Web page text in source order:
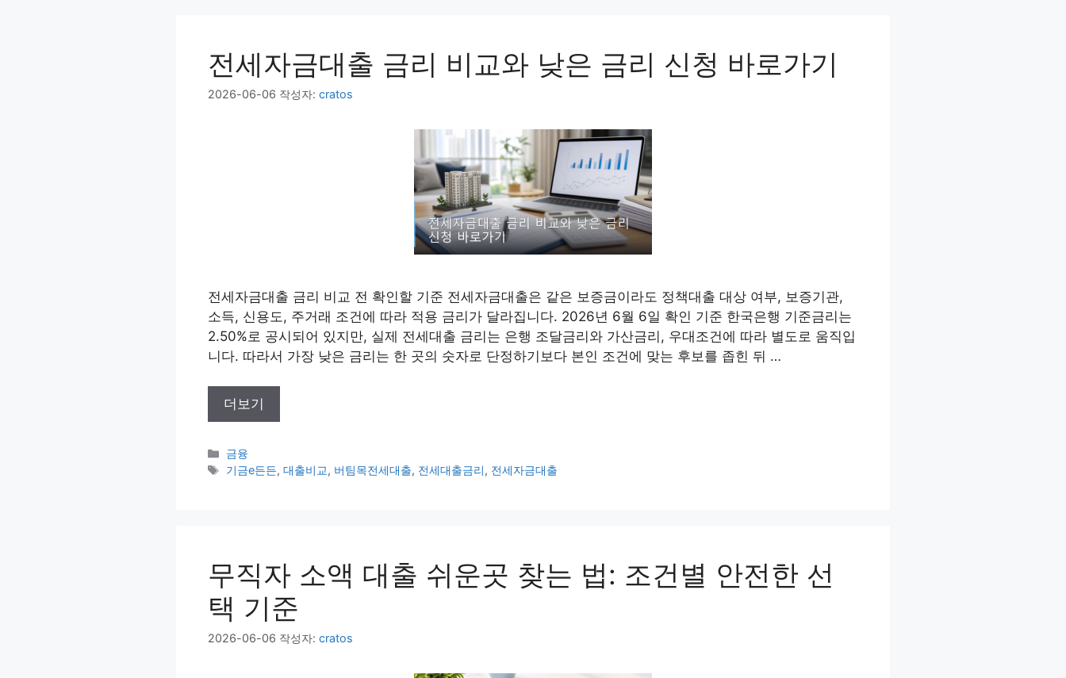
전세자금대출 금리 비교와 낮은 금리 신청 바로가기
2026-06-06 작성자: cratos
전세자금대출 금리 비교 전 확인할 기준 전세자금대출은 같은 보증금이라도 정책대출 대상 여부, 보증기관,
소득, 신용도, 주거래 조건에 따라 적용 금리가 달라집니다. 2026년 6월 6일 확인 기준 한국은행 기준금리는
2.50%로 공시되어 있지만, 실제 전세대출 금리는 은행 조달금리와 가산금리, 우대조건에 따라 별도로 움직입
니다. 따라서 가장 낮은 금리는 한 곳의 숫자로 단정하기보다 본인 조건에 맞는 후보를 좁힌 뒤 …
더보기
카
테
금융
태
기금e든든,대출비교, 버팀목전세대출, 전세대출금리, 전세자금대출
무직자 소액 대출 쉬운곳 찾는 법: 조건별 안전한 선
택 기준
2026-06-06 작성자: cratos